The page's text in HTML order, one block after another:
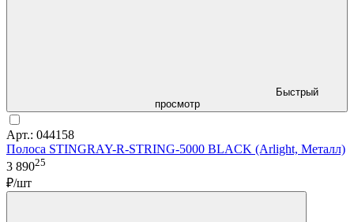
Быстрый
просмотр
Арт.: 044158
Полоса STINGRAY-R-STRING-5000 BLACK (Arlight, Металл)
3 89025
₽/шт